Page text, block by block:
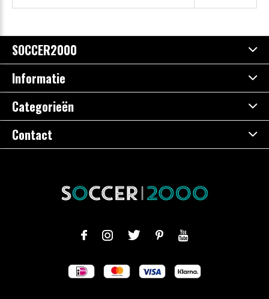
SOCCER2000
Informatie
Categorieën
Contact